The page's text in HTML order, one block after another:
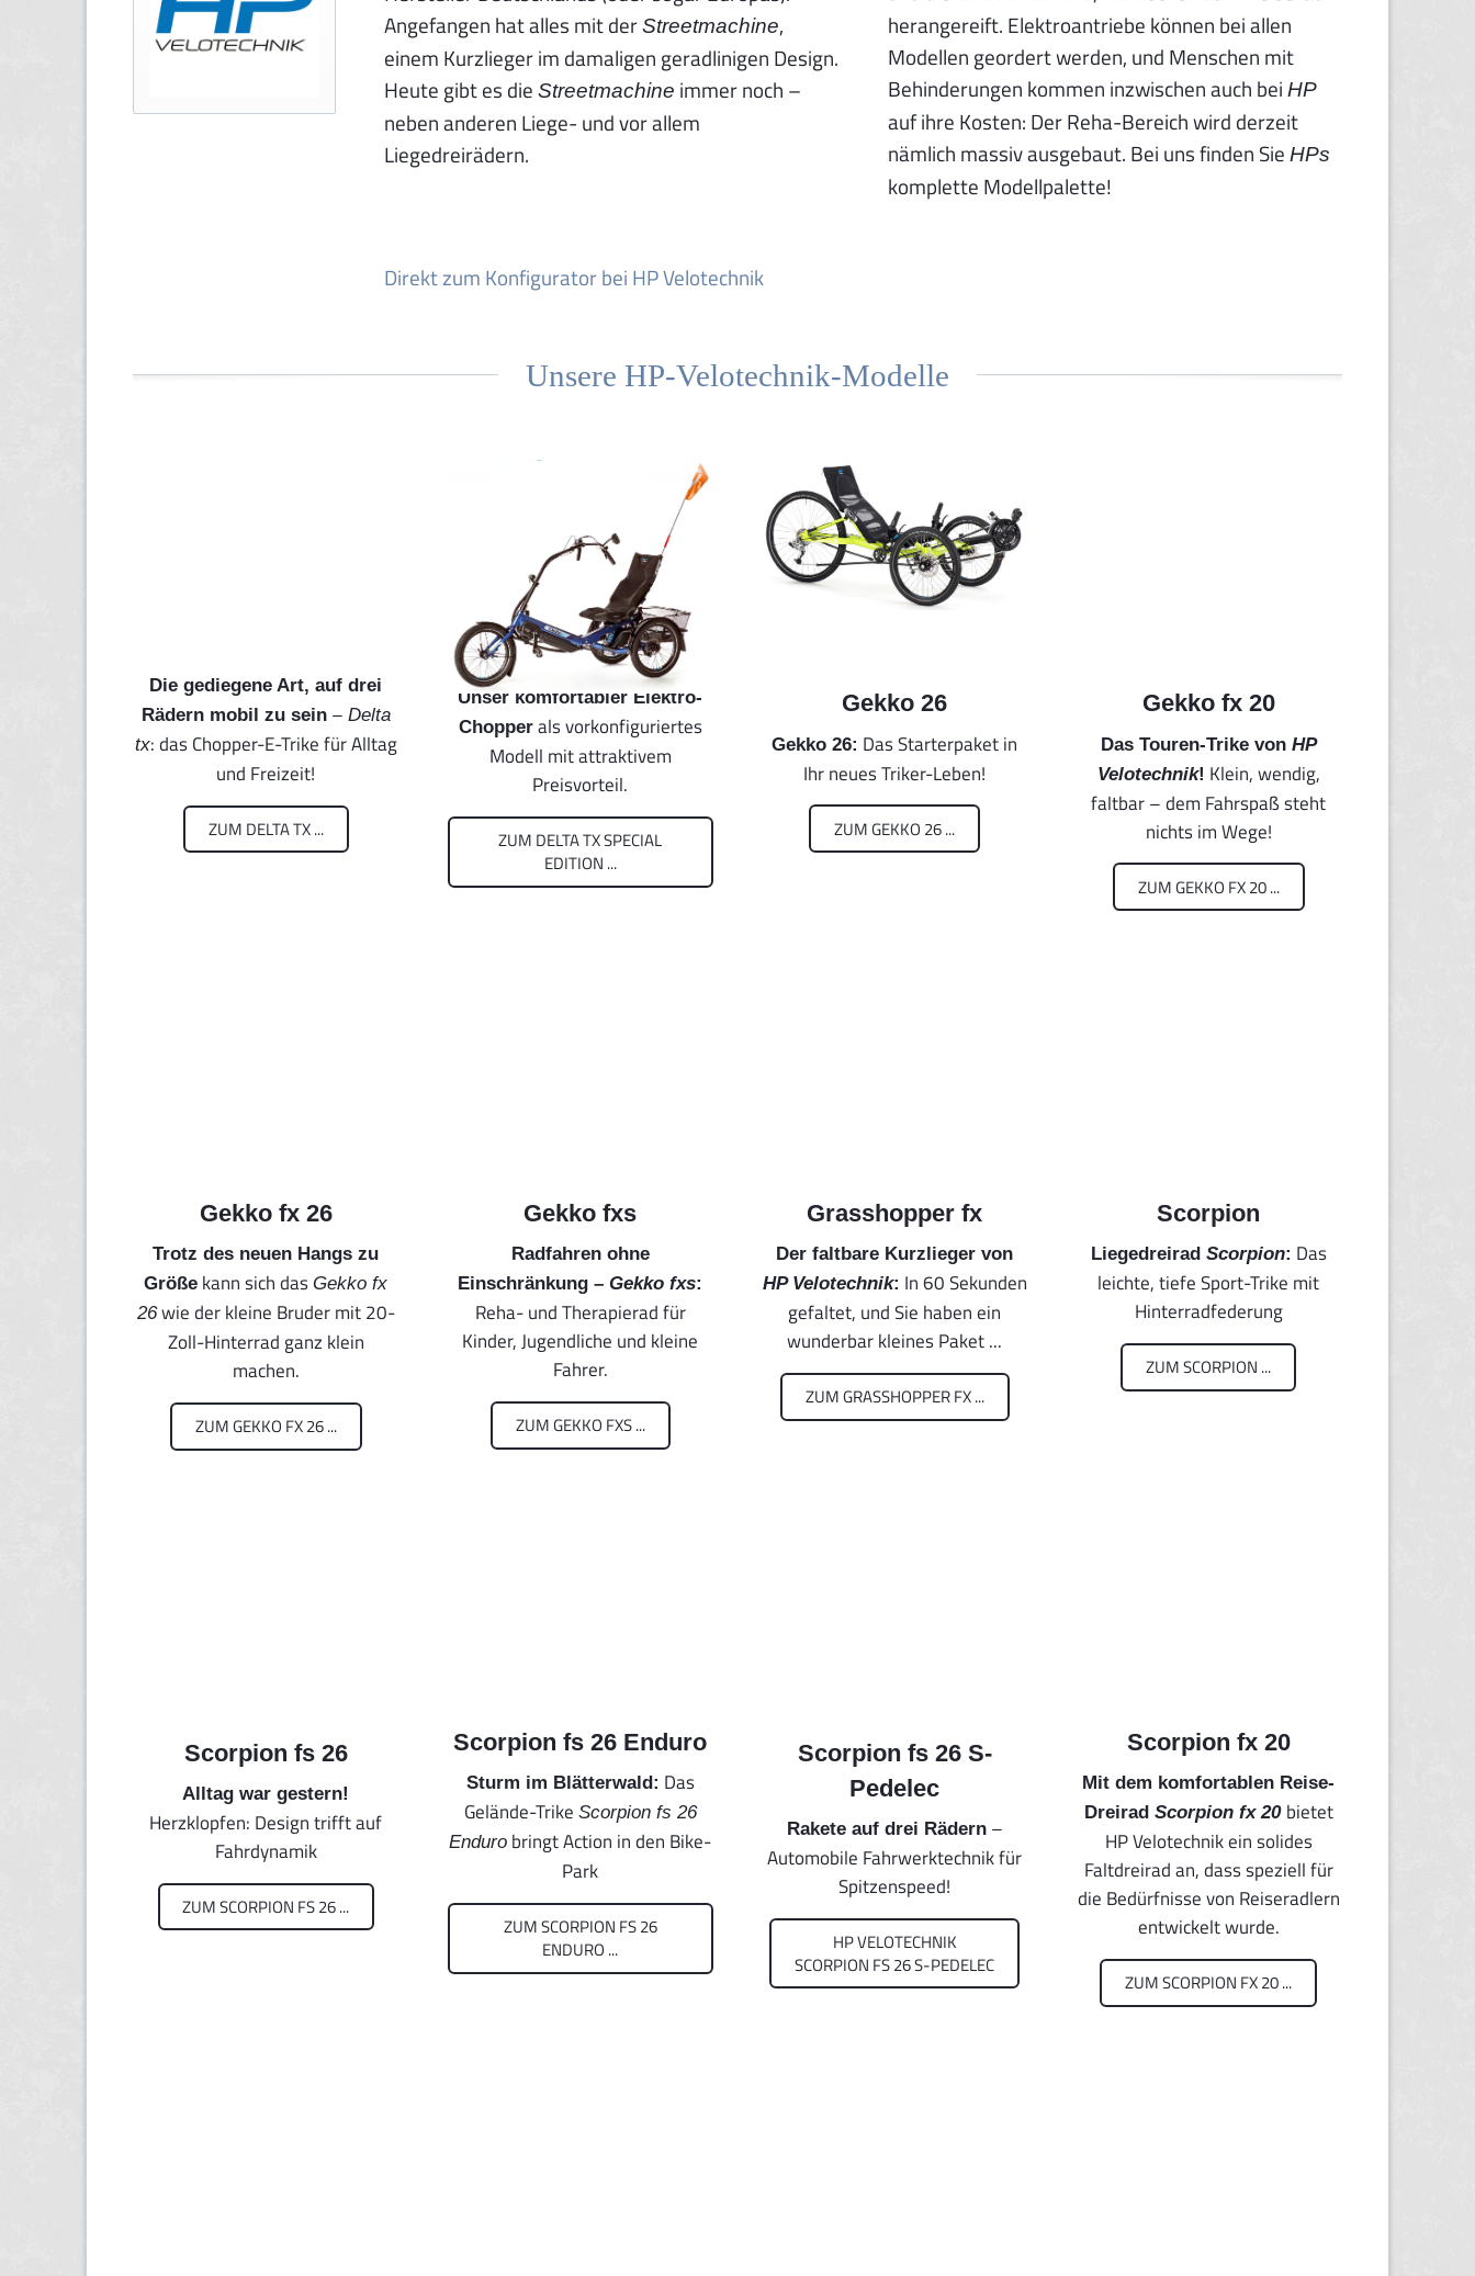
Angefangen hat alles mit derStreetmachine,
einem Kurzlieger im damaligen geradlinigen Design.
Heute gibt es dieStreetmachine immer noch –
neben anderen Liege- und vor allem
Liegedreirädern.
herangereift. Elektroantriebe können bei allen
Modellen geordert werden, und Menschen mit
Behinderungen kommen inzwischen auch bei HP
auf ihre Kosten: Der Reha-Bereich wird derzeit
nämlich massiv ausgebaut. Bei uns finden Sie HPs
komplette Modellpalette!
Direkt zum Konfigurator bei HP Velotechnik
Unsere HP-Velotechnik-Modelle
Die gediegene Art, auf drei
Rädern mobil zu sein– Delta
tx: das Chopper-E-Trike für Alltag
und Freizeit!
ZUM DELTA TX ...
Unser komfortabler Elektro-
Chopperals vorkonfiguriertes
Modell mit attraktivem
Preisvorteil.
ZUM DELTA TX SPECIAL
EDITION ...
Gekko 26
Gekko 26: Das Starterpaket in
Ihr neues Triker-Leben!
ZUM GEKKO 26 ...
Gekko fx 20
Das Touren-Trike von HP
Velotechnik! Klein, wendig,
faltbar – dem Fahrspaß steht
nichts im Wege!
ZUM GEKKO FX 20 ...
Gekko fx 26
Trotz des neuen Hangs zu
Größe kann sich dasGekko fx
26wie der kleine Bruder mit 20-
Zoll-Hinterrad ganz klein
machen.
ZUM GEKKO FX 26 ...
Gekko fxs
Radfahren ohne
Einschränkung –Gekko fxs:
Reha- und Therapierad für
Kinder, Jugendliche und kleine
Fahrer.
ZUM GEKKO FXS ...
Grasshopper fx
Der faltbare Kurzlieger von
HP Velotechnik: In 60 Sekunden
gefaltet, und Sie haben ein
wunderbar kleines Paket ...
ZUM GRASSHOPPER FX ...
Scorpion
Liegedreirad Scorpion: Das
leichte, tiefe Sport-Trike mit
Hinterradfederung
ZUM SCORPION ...
Scorpion fs 26
Alltag war gestern!
Herzklopfen: Design trifft auf
Fahrdynamik
ZUM SCORPION FS 26 ...
Scorpion fs 26 Enduro
Sturm im Blätterwald: Das
Gelände-Trike Scorpion fs 26
Enduro bringt Action in den Bike-
Park
ZUM SCORPION FS 26
ENDURO ...
Scorpion fs 26 S-
Pedelec
Rakete auf drei Rädern–
Automobile Fahrwerktechnik für
Spitzenspeed!
HP VELOTECHNIK
SCORPION FS 26 S-PEDELEC
Scorpion fx 20
Mit dem komfortablen Reise-
Dreirad Scorpion fx 20 bietet
HP Velotechnik ein solides
Faltdreirad an, dass speziell für
die Bedürfnisse von Reiseradlern
entwickelt wurde.
ZUM SCORPION FX 20 ...